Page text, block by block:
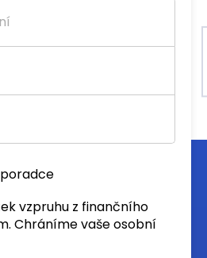
vzpruhu z finančního
Chráníme vaše osobní